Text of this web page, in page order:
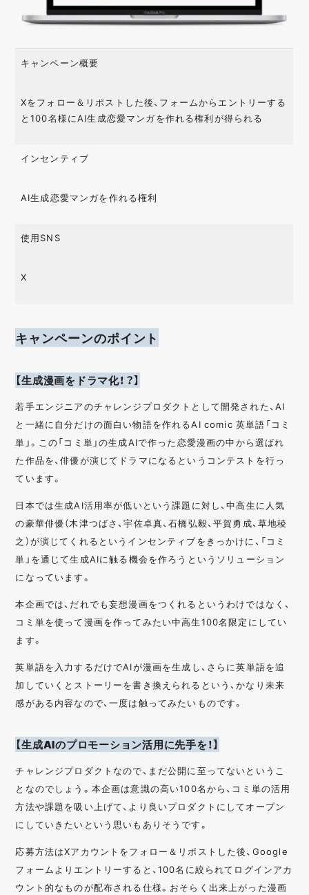
キャンペーン概要
Xをフォロー＆リポストした後、フォームからエントリーする
と100名様にAI生成恋愛マンガを作れる権利が得られる
インセンティブ
AI生成恋愛マンガを作れる権利
使用SNS
X
キャンペーンのポイント
【生成漫画をドラマ化！？】
若手エンジニアのチャレンジプロダクトとして開発された、AI
と一緒に自分だけの面白い物語を作れるAI comic 英単語「コミ
単」。この「コミ単」の生成AIで作った恋愛漫画の中から選ばれ
た作品を、俳優が演じてドラマになるというコンテストを行っ
ています。
日本では生成AI活用率が低いという課題に対し、中高生に人気
の豪華俳優（木津つばさ、宇佐卓真、石橋弘毅、平賀勇成、草地稜
之）が演じてくれるというインセンティブをきっかけに、「コミ
単」を通じて生成AIに触る機会を作ろうというソリューション
になっています。
本企画では、だれでも妄想漫画をつくれるというわけではなく、
コミ単を使って漫画を作ってみたい中高生100名限定にしてい
ます。
英単語を入力するだけでAIが漫画を生成し、さらに英単語を追
加していくとストーリーを書き換えられるという、かなり未来
感がある内容なので、一度は触ってみたいものです。
【生成AIのプロモーション活用に先手を！】
チャレンジプロダクトなので、まだ公開に至ってないというこ
となのでしょう。本企画は意識の高い100名から、コミ単の活用
方法や課題を吸い上げて、より良いプロダクトにしてオープン
にしていきたいという思いもありそうです。
応募方法はXアカウントをフォロー＆リポストした後、Google
フォームよりエントリーすると、100名に絞られてログインアカ
ウント的なものが配布される仕様。おそらく出来上がった漫画